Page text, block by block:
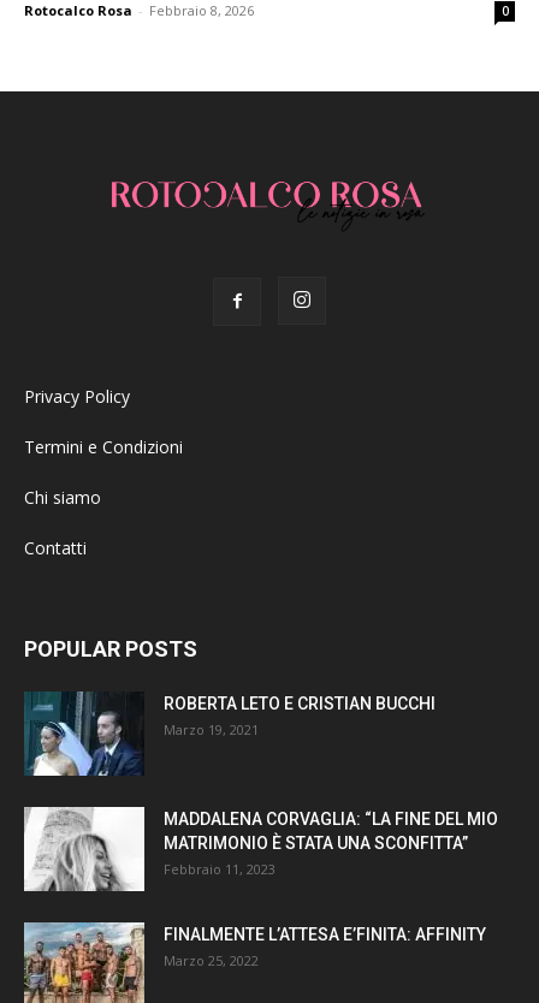
Rotocalco Rosa - Febbraio 8, 2026 0
Privacy Policy
Termini e Condizioni
Chi siamo
Contatti
POPULAR POSTS
ROBERTA LETO E CRISTIAN BUCCHI
Marzo 19, 2021
MADDALENA CORVAGLIA: “LA FINE DEL MIO
MATRIMONIO È STATA UNA SCONFITTA”
Febbraio 11, 2023
FINALMENTE L’ATTESA E’FINITA: AFFINITY
Marzo 25, 2022